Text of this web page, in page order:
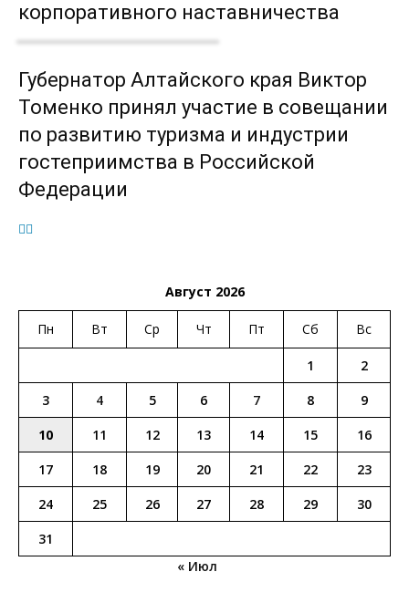
корпоративного наставничества
Губернатор Алтайского края Виктор
Томенко принял участие в совещании
по развитию туризма и индустрии
гостеприимства в Российской
Федерации
Август 2026
Пн Вт Ср Чт Пт Сб Вс
1
2
3
4 5 6 7 8
9
10
11 12 13 14 15
16
17
18 19 20 21 22
23
24
25 26 27 28 29
30
31
« Июл